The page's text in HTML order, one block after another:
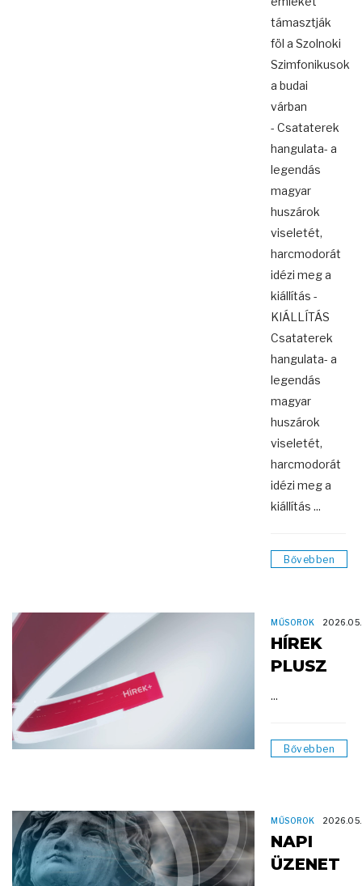
támasztják
föl a Szolnoki
Szimfonikusok
a budai
várban
- Csataterek
hangulata- a
legendás
magyar
huszárok
viseletét,
harcmodorát
idézi meg a
kiállítás -
KIÁLLÍTÁS
Csataterek
hangulata- a
legendás
magyar
huszárok
viseletét,
harcmodorát
idézi meg a
kiállítás ...
Bővebben
MŰSOROK
HÍREK
PLUSZ
...
Bővebben
MŰSOROK
NAPI
ÜZENET